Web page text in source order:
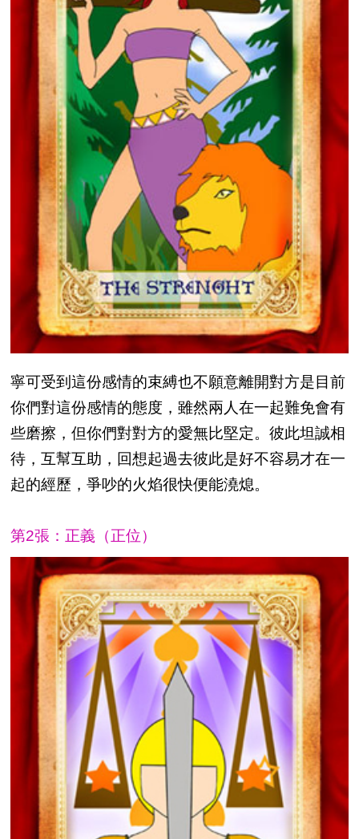
寧可受到這份感情的束縛也不願意離開對方是目前
你們對這份感情的態度，雖然兩人在一起難免會有
些磨擦，但你們對對方的愛無比堅定。彼此坦誠相
待，互幫互助，回想起過去彼此是好不容易才在一
起的經歷，爭吵的火焰很快便能澆熄。
第2張：正義（正位）